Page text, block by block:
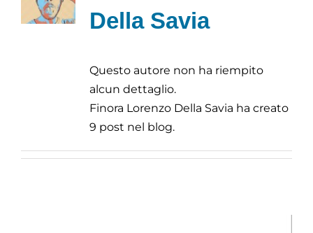
Della Savia
Questo autore non ha riempito
alcun dettaglio.
Finora Lorenzo Della Savia ha creato
9 post nel blog.